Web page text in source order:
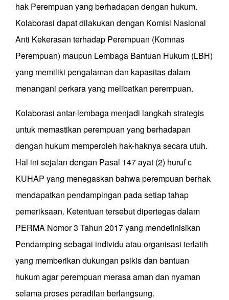
hak Perempuan yang berhadapan dengan hukum.
Kolaborasi dapat dilakukan dengan Komisi Nasional
Anti Kekerasan terhadap Perempuan (Komnas
Perempuan) maupun Lembaga Bantuan Hukum (LBH)
yang memiliki pengalaman dan kapasitas dalam
menangani perkara yang melibatkan perempuan.
Kolaborasi antar-lembaga menjadi langkah strategis
untuk memastikan perempuan yang berhadapan
dengan hukum memperoleh hak-haknya secara utuh.
Hal ini sejalan dengan Pasal 147 ayat (2) huruf c
KUHAP yang menegaskan bahwa perempuan berhak
mendapatkan pendampingan pada setiap tahap
pemeriksaan. Ketentuan tersebut dipertegas dalam
PERMA Nomor 3 Tahun 2017 yang mendefinisikan
Pendamping sebagai individu atau organisasi terlatih
yang memberikan dukungan psikis dan bantuan
hukum agar perempuan merasa aman dan nyaman
selama proses peradilan berlangsung.